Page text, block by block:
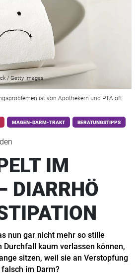
/ Getty Images
ist von Apothekern und PTA oft
MAGEN-DARM-TRAKT BERATUNGSTIPPS
IM
DIARRHÖ
nun gar nicht mehr so stille
Durchfall kaum verlassen können,
sitzen, weil sie an Verstopfung
im Darm?